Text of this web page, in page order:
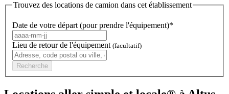
Trouvez des locations de camion dans cet établissement
Date de votre départ (pour prendre l'équipement)*
Lieu de retour de l'équipement (facultatif)
Recherche